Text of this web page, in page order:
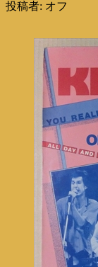
投稿者: オフ